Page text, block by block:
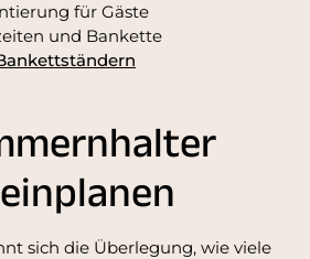
für Gäste
und Bankette
sich die Überlegung, wie viele